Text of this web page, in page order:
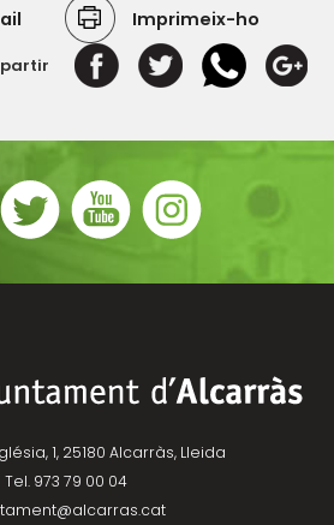
Imprimeix-ho
1, 25180 Alcarràs, Lleida
Tel. 973 79 00 04